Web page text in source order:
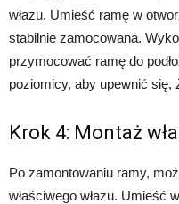
włazu. Umieść ramę w
stabilnie zamocowana.
przymocować ramę do
poziomicy, aby upewnić się,
Krok 4: Montaż
Po zamontowaniu ramy,
właściwego włazu. Umieść